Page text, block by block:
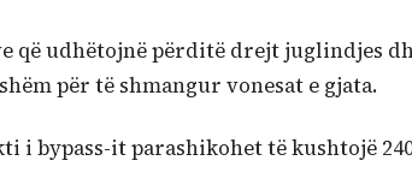
që udhëtojnë përditë drejt juglindjes
për të shmangur vonesat e gjata.
i bypass-it parashikohet të kushtojë